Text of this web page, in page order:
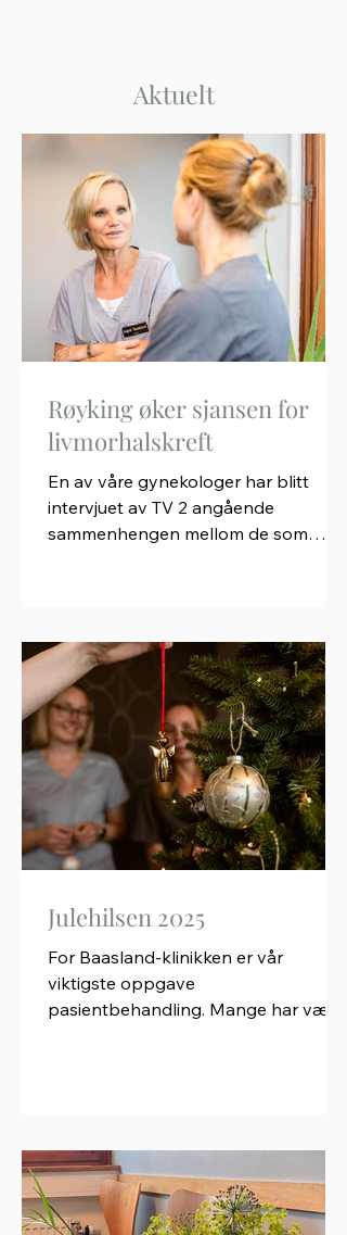
Aktuelt
Røyking øker sjansen for
livmorhalskreft
En av våre gynekologer har blitt
intervjuet av TV 2 angående
sammenhengen mellom de som
Julehilsen 2025
For Baasland-klinikken er vår
viktigste oppgave
pasientbehandling. Mange har vært
både for fastleger og andre
gynekologer innen mange tema som
overgangsalder, prevensjon,